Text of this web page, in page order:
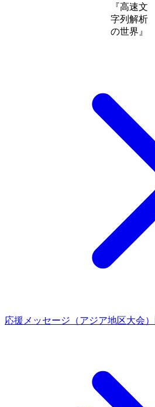
『高速文
字列解析
の世界』
応援メッセージ（アジア地区大会）